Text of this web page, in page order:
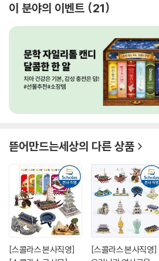
이 분야의 이벤트 21
뜯어만드는세상의 다른 상품
[스콜라스 본사직영]
[스콜라스 본사직영]